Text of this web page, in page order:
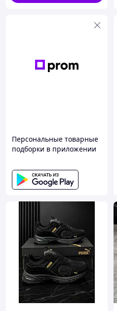
Персональные товарные
подборки в приложении